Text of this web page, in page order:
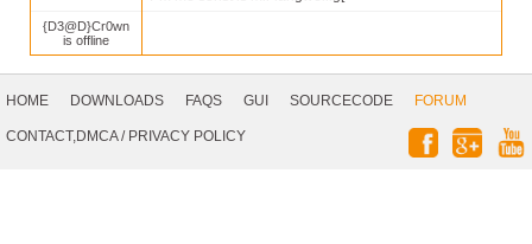
{D3@D}Cr0wn
is offline
Navigation
HOME DOWNLOADS FAQS GUI SOURCECODE
FORUM
CONTACT,DMCA/ PRIVACY POLICY